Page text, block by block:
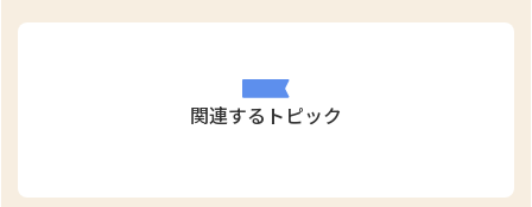
関連するトピック